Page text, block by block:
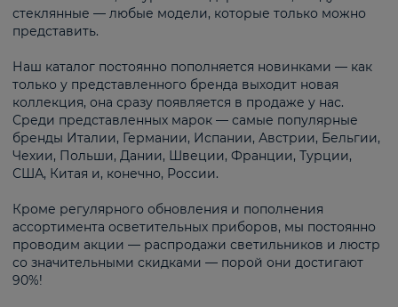
стеклянные — любые модели, которые только можно
представить.
Наш каталог постоянно пополняется новинками — как
только у представленного бренда выходит новая
коллекция, она сразу появляется в продаже у нас.
Среди представленных марок — самые популярные
бренды Италии, Германии, Испании, Австрии, Бельгии,
Чехии, Польши, Дании, Швеции, Франции, Турции,
США, Китая и, конечно, России.
Кроме регулярного обновления и пополнения
ассортимента осветительных приборов, мы постоянно
проводим акции — распродажи светильников и люстр
со значительными скидками — порой они достигают
90%!